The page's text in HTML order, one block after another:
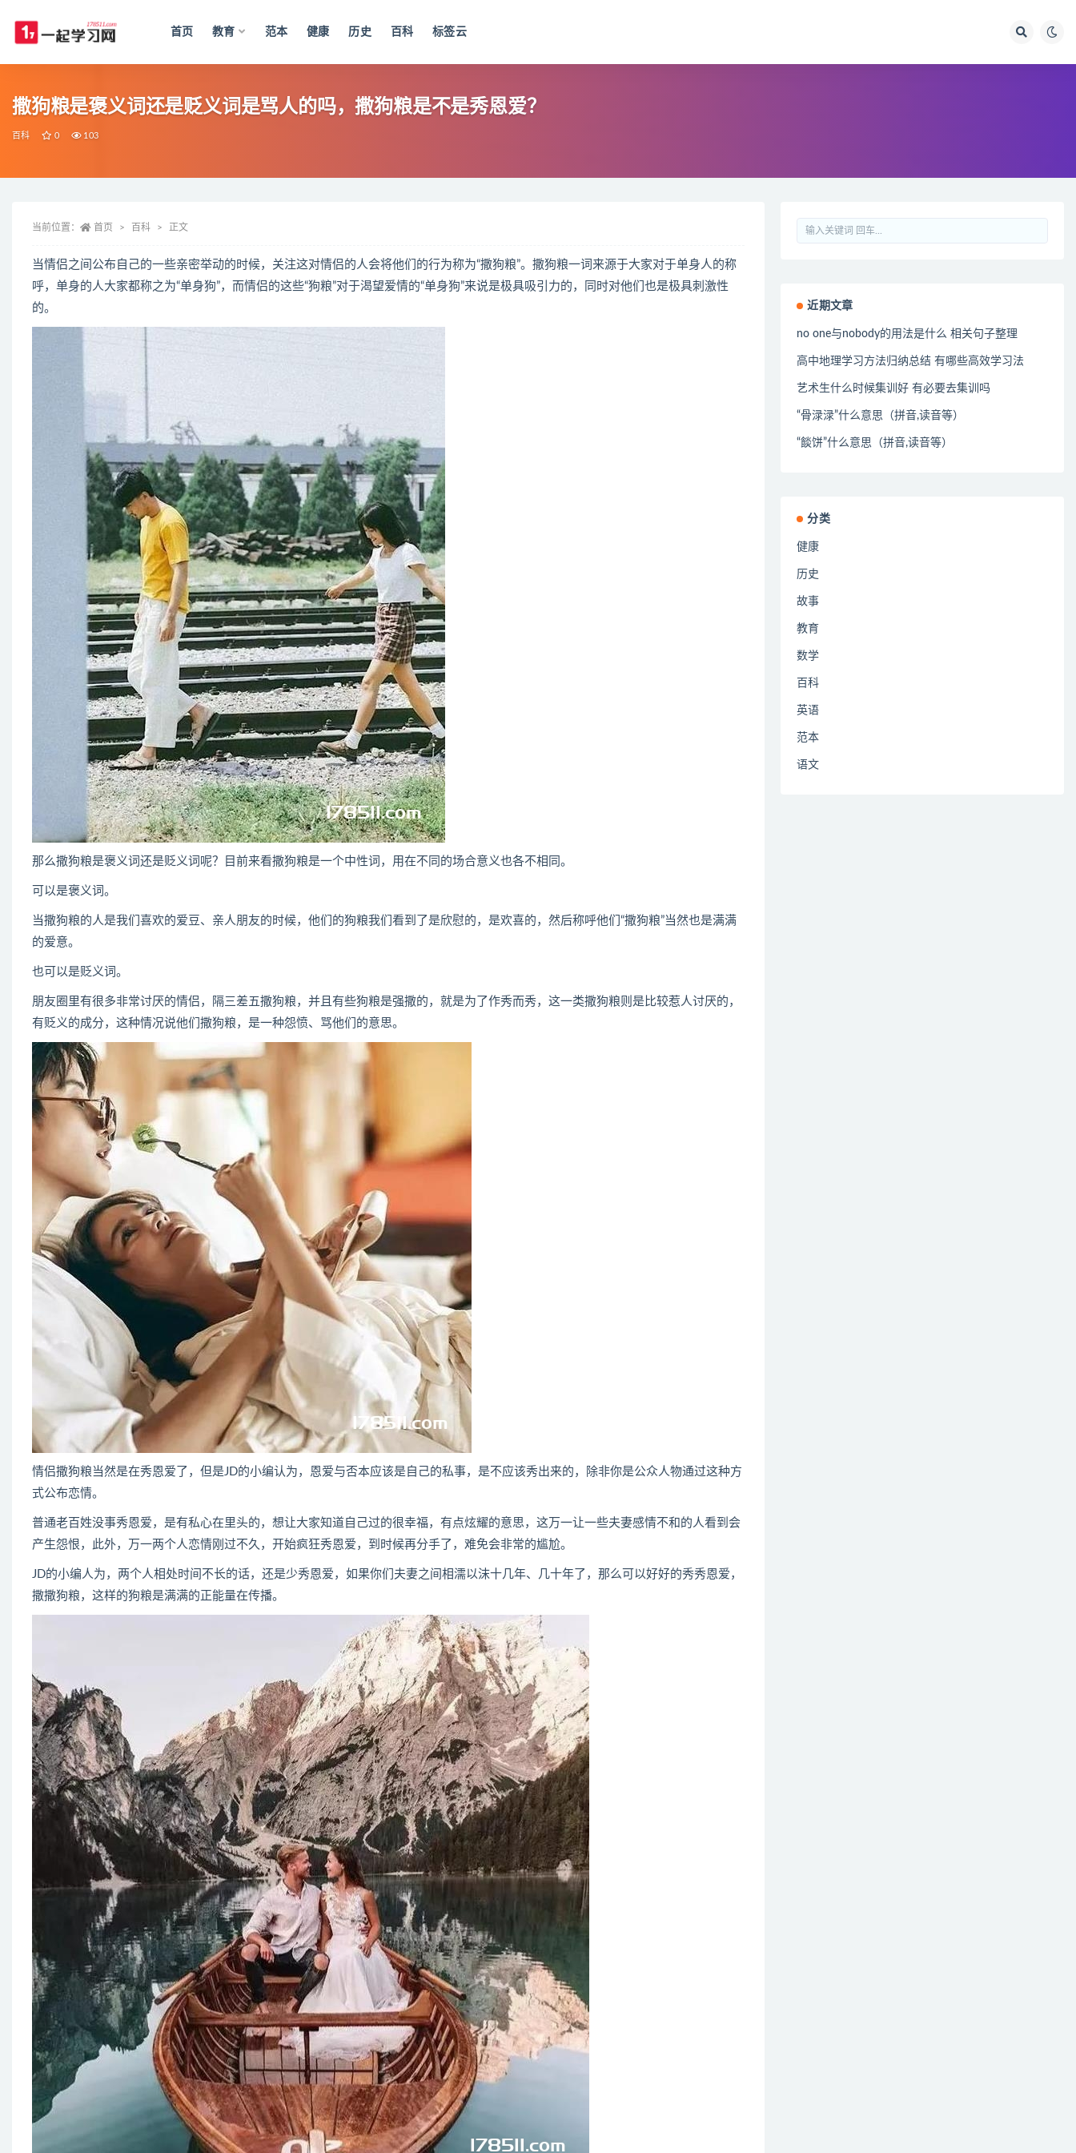
首页 教育 范本 健康 历史 百科 标签云
撒狗粮是褒义词还是贬义词是骂人的吗，撒狗粮是不是秀恩爱？
百科 0 103
当前位置： 首页 百科 正文
当情侣之间公布自己的一些亲密举动的时候，关注这对情侣的人会将他们的行为称为“撒狗粮”。撒狗粮一词来源于大家对于单身人的称
呼，单身的人大家都称之为“单身狗”，而情侣的这些“狗粮”对于渴望爱情的“单身狗”来说是极具吸引力的，同时对他们也是极具刺激性
的。
那么撒狗粮是褒义词还是贬义词呢？目前来看撒狗粮是一个中性词，用在不同的场合意义也各不相同。
可以是褒义词。
当撒狗粮的人是我们喜欢的爱豆、亲人朋友的时候，他们的狗粮我们看到了是欣慰的，是欢喜的，然后称呼他们“撒狗粮”当然也是满满
的爱意。
也可以是贬义词。
朋友圈里有很多非常讨厌的情侣，隔三差五撒狗粮，并且有些狗粮是强撒的，就是为了作秀而秀，这一类撒狗粮则是比较惹人讨厌的，
有贬义的成分，这种情况说他们撒狗粮，是一种怨愤、骂他们的意思。
情侣撒狗粮当然是在秀恩爱了，但是JD的小编认为，恩爱与否本应该是自己的私事，是不应该秀出来的，除非你是公众人物通过这种方
式公布恋情。
普通老百姓没事秀恩爱，是有私心在里头的，想让大家知道自己过的很幸福，有点炫耀的意思，这万一让一些夫妻感情不和的人看到会
产生怨恨，此外，万一两个人恋情刚过不久，开始疯狂秀恩爱，到时候再分手了，难免会非常的尴尬。
JD的小编人为，两个人相处时间不长的话，还是少秀恩爱，如果你们夫妻之间相濡以沫十几年、几十年了，那么可以好好的秀秀恩爱，
撒撒狗粮，这样的狗粮是满满的正能量在传播。
近期文章
no one与nobody的用法是什么 相关句子整理
高中地理学习方法归纳总结 有哪些高效学习法
艺术生什么时候集训好 有必要去集训吗
“骨渌渌”什么意思（拼音,读音等）
“餤饼”什么意思（拼音,读音等）
分类
健康
历史
故事
教育
数学
百科
英语
范本
语文